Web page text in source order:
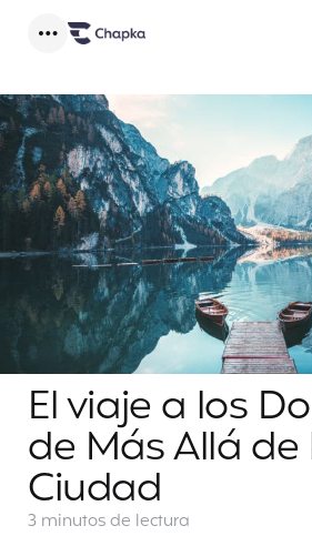
El viaje a los
de Más Allá de
Ciudad
3 minutosde lectura